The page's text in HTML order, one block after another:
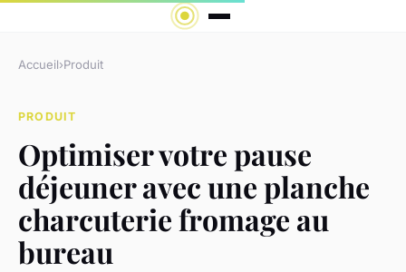
Accueil›Produit
PRODUIT
Optimiser votre pause
déjeuner avec une planche
charcuterie fromage au
bureau